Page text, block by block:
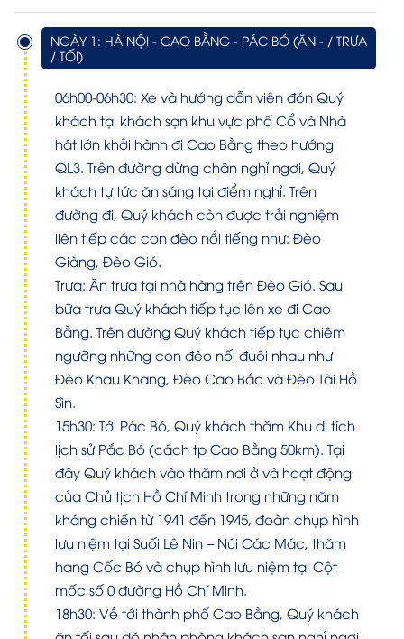
NGÀY 1: HÀ NỘI - CAO BẰNG - PÁC BÓ (ĂN - / TRƯA
/ TỐI)
06h00-06h30: Xe và hướng dẫn viên đón Quý
khách tại khách sạn khu vực phố Cổ và Nhà
hát lớn khởi hành đi Cao Bằng theo hướng
QL3. Trên đường dừng chân nghỉ ngơi, Quý
khách tự tức ăn sáng tại điểm nghỉ. Trên
đường đi, Quý khách còn được trải nghiệm
liên tiếp các con đèo nổi tiếng như: Đèo
Giàng, Đèo Gió.
Trưa: Ăn trưa tại nhà hàng trên Đèo Gió. Sau
bữa trưa Quý khách tiếp tục lên xe đi Cao
Bằng. Trên đường Quý khách tiếp tục chiêm
ngưỡng những con đèo nối đuôi nhau như
Đèo Khau Khang, Đèo Cao Bắc và Đèo Tài Hồ
Sìn.
15h30: Tới Pác Bó, Quý khách thăm Khu di tích
lịch sử Pắc Bó (cách tp Cao Bằng 50km). Tại
đây Quý khách vào thăm nơi ở và hoạt động
của Chủ tịch Hồ Chí Minh trong những năm
kháng chiến từ 1941 đến 1945, đoàn chụp hình
lưu niệm tại Suối Lê Nin – Núi Các Mác, thăm
hang Cốc Bó và chụp hình lưu niệm tại Cột
mốc số 0 đường Hồ Chí Minh.
18h30: Về tới thành phố Cao Bằng, Quý khách